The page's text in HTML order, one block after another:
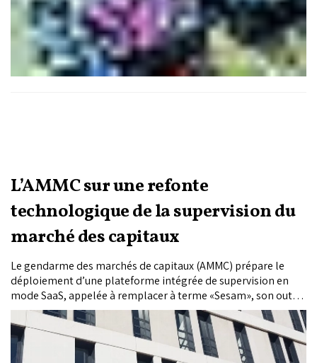
L’AMMC sur une refonte
technologique de la supervision du
marché des capitaux
Le gendarme des marchés de capitaux (AMMC) prépare le
déploiement d’une plateforme intégrée de supervision en
mode SaaS, appelée à remplacer à terme «Sesam», son outil
d’échange actuel avec les professionnels du secteur. Un
chantier de modernisation qui s’inscrit dans la montée en
puissance des outils dits «SupTech» chez les régulateurs
financiers.